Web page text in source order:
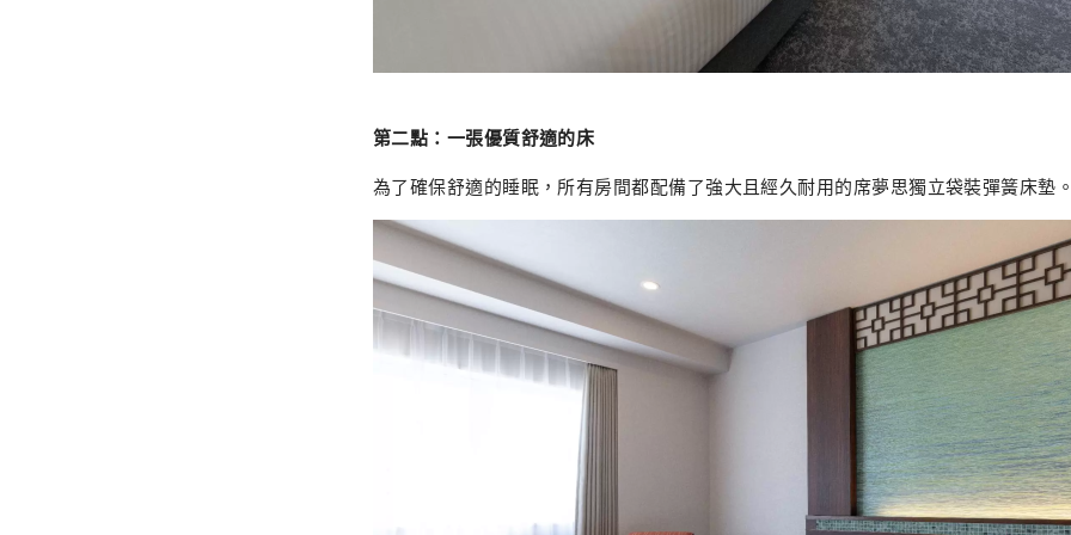
第二點：一張優質舒適的床
為了確保舒適的睡眠，所有房間都配備了強大且經久耐用的席夢思獨立袋裝彈簧床墊